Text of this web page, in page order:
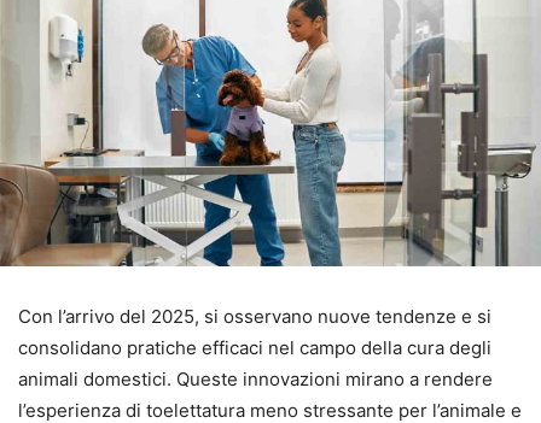
Con l’arrivo del 2025, si osservano nuove tendenze e si
consolidano pratiche efficaci nel campo della cura degli
animali domestici. Queste innovazioni mirano a rendere
l’esperienza di toelettatura meno stressante per l’animale e